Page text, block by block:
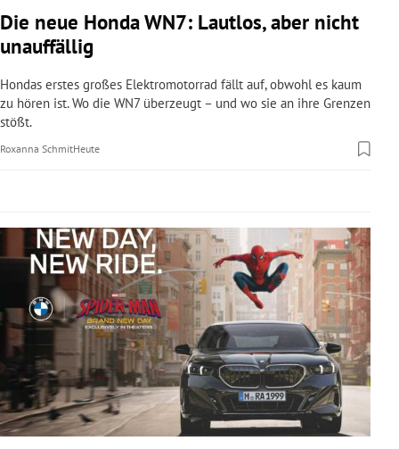
Untermenü
Untermenü
Untermenü
Untermenü
Untermenü
Die neue Honda WN7: Lautlos, aber nicht
unauffällig
Hondas erstes großes Elektromotorrad fällt auf, obwohl es kaum
zu hören ist. Wo die WN7 überzeugt – und wo sie an ihre Grenzen
stößt.
Roxanna SchmitHeute